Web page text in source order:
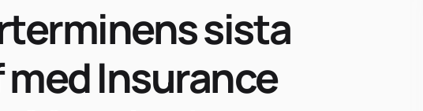
sista
Insurance